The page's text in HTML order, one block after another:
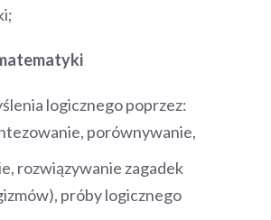
logicznego poprzez:
porównywanie,
rozwiązywanie zagadek
próby logicznego